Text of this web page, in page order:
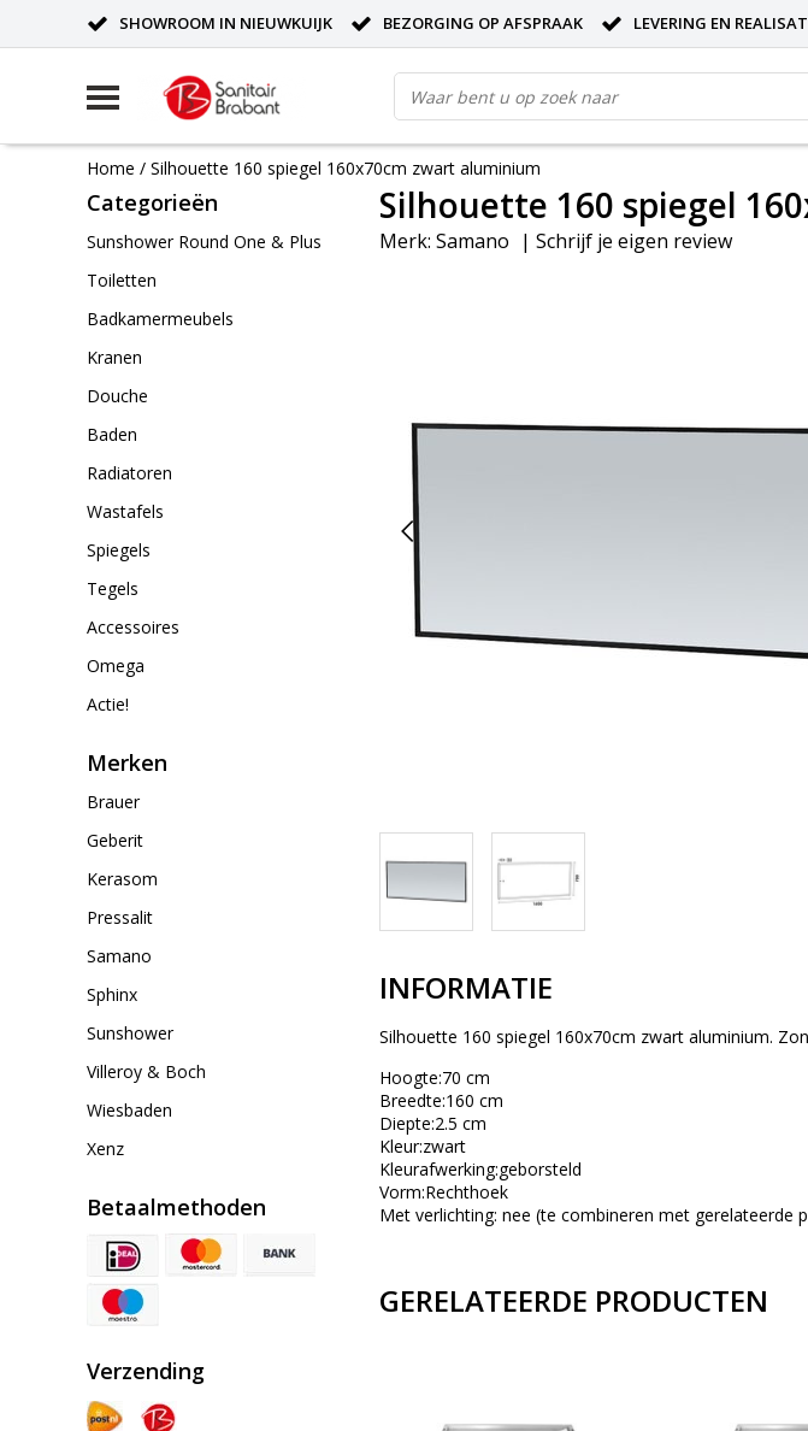
SHOWROOM IN NIEUWKUIJK BEZORGING OP AFSPRAAK LEVERING EN
Home / Silhouette 160 spiegel 160x70cm zwart aluminium
Categorieën
Sunshower Round One & Plus
Toiletten
Badkamermeubels
Kranen
Douche
Baden
Radiatoren
Wastafels
Spiegels
Tegels
Accessoires
Omega
Actie!
Merken
Brauer
Geberit
Kerasom
Pressalit
Samano
Sphinx
Sunshower
Villeroy & Boch
Wiesbaden
Xenz
Betaalmethoden
Verzending
Silhouette 160 spiegel
Merk: Samano | Schrijf je eigen review
INFORMATIE
Silhouette 160 spiegel 160x70cm zwart aluminium.
Hoogte:70 cm
Breedte:160 cm
Diepte:2.5 cm
Kleur:zwart
Kleurafwerking:geborsteld
Vorm:Rechthoek
Met verlichting: nee (te combineren met gerelateerde
GERELATEERDE PRODUCTEN